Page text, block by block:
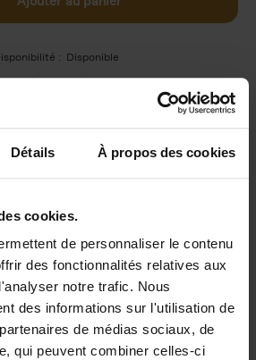
Détails À propos des cookies
cookies.
de personnaliser le contenu
des fonctionnalités relatives aux
notre trafic. Nous
des informations sur l'utilisation de
de médias sociaux, de
qui peuvent combiner celles-ci
: Disponible
E-book iBookstore